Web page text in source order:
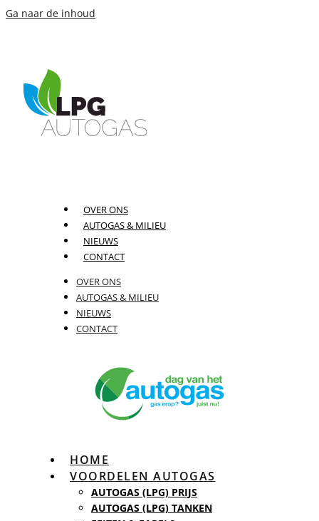
Ga naar de inhoud
OVER ONS
AUTOGAS & MILIEU
NIEUWS
CONTACT
OVER ONS
AUTOGAS & MILIEU
NIEUWS
CONTACT
HOME
VOORDELEN AUTOGAS
AUTOGAS (LPG) PRIJS
AUTOGAS (LPG) TANKEN